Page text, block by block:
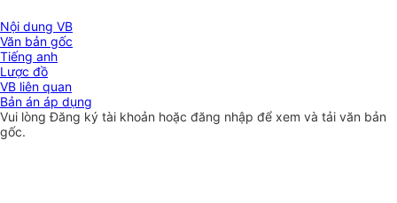
Nội dung VB
Văn bản gốc
Tiếng anh
Lược đồ
VB liên quan
Bản án áp dụng
Vui lòngĐăng ký tài khoản hoặc đăng nhập để xem và tải văn bản
gốc.